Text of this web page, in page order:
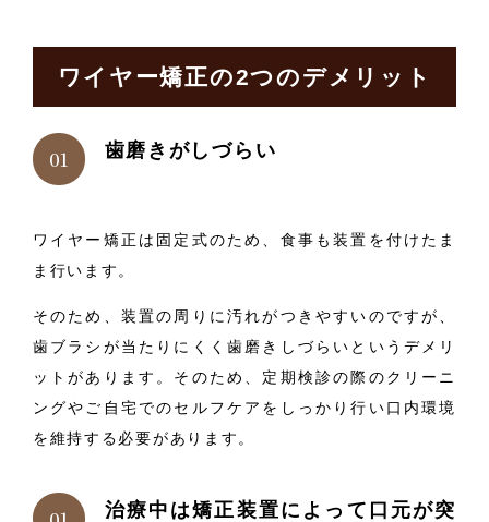
ワイヤー矯正の2つのデメリット
歯磨きがしづらい
ワイヤー矯正は固定式のため、食事も装置を付けたま
ま行います。
そのため、装置の周りに汚れがつきやすいのですが、
歯ブラシが当たりにくく歯磨きしづらいというデメリ
ットがあります。そのため、定期検診の際のクリーニ
ングやご自宅でのセルフケアをしっかり行い口内環境
を維持する必要があります。
治療中は矯正装置によって口元が突